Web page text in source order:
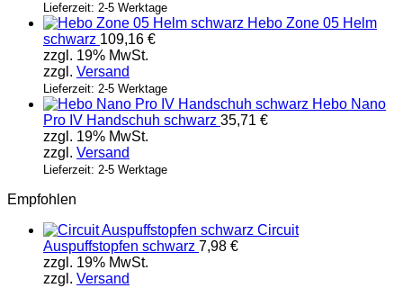
Lieferzeit: 2-5 Werktage
Hebo Zone 05 Helm
schwarz 109,16 €
zzgl. 19% MwSt.
zzgl. Versand
Lieferzeit: 2-5 Werktage
Hebo Nano
Pro IV Handschuh schwarz 35,71 €
zzgl. 19% MwSt.
zzgl. Versand
Lieferzeit: 2-5 Werktage
Empfohlen
Circuit
Auspuffstopfen schwarz 7,98 €
zzgl. 19% MwSt.
zzgl. Versand